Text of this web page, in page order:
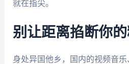
就在指尖。
别让距离掐断你
身处异国他乡，国内的视频音